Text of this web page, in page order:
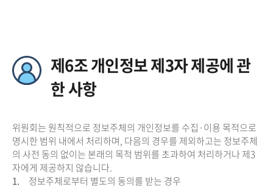
제6조 개인정보 제3자 제공에 관
한 사항
위원회는 원칙적으로 정보주체의 개인정보를 수집·이용 목적으로
명시한 범위 내에서 처리하며, 다음의 경우를 제외하고는 정보주체
의 사전 동의 없이는 본래의 목적 범위를 초과하여 처리하거나 제3
자에게 제공하지 않습니다.
1.
정보주체로부터 별도의 동의를 받는 경우